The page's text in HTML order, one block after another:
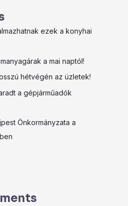
ezek a konyhai
a mai naptól!
hétvégén az üzletek!
a gépjárműadók
Önkormányzata a